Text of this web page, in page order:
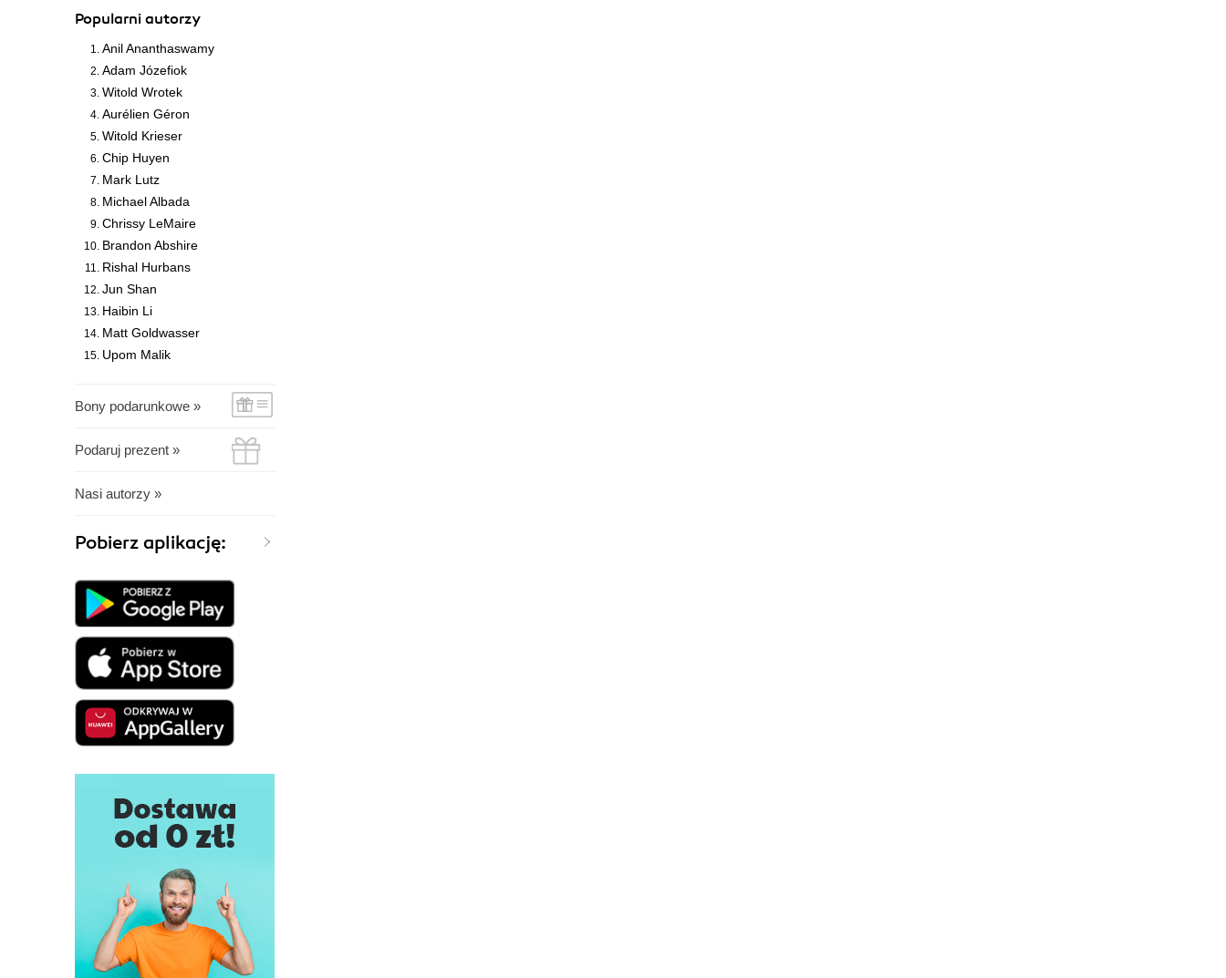
Popularni autorzy
Anil Ananthaswamy
Adam Józefiok
Witold Wrotek
Aurélien Géron
Witold Krieser
Chip Huyen
Mark Lutz
Michael Albada
Chrissy LeMaire
Brandon Abshire
Rishal Hurbans
Jun Shan
Haibin Li
Matt Goldwasser
Upom Malik
Bony podarunkowe »
Podaruj prezent »
Nasi autorzy »
Pobierz aplikację: